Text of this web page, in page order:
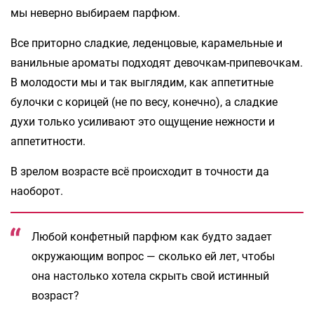
мы неверно выбираем парфюм.
Все приторно сладкие, леденцовые, карамельные и
ванильные ароматы подходят девочкам-припевочкам.
В молодости мы и так выглядим, как аппетитные
булочки с корицей (не по весу, конечно), а сладкие
духи только усиливают это ощущение нежности и
аппетитности.
В зрелом возрасте всё происходит в точности да
наоборот.
Любой конфетный парфюм как будто задает
окружающим вопрос — сколько ей лет, чтобы
она настолько хотела скрыть свой истинный
возраст?